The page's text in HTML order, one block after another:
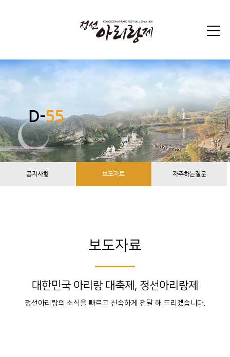
D-55
공지사항 보도자료 자주하는질문
보도자료
대한민국 아리랑 대축제, 정선아리랑제
정선아리랑의 소식을 빠르고 신속하게 전달 해 드리겠습니다.